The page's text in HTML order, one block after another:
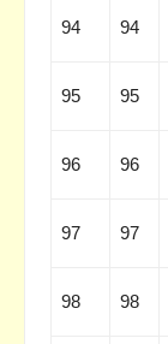
94 94
95 95
96 96
97 97
98 98